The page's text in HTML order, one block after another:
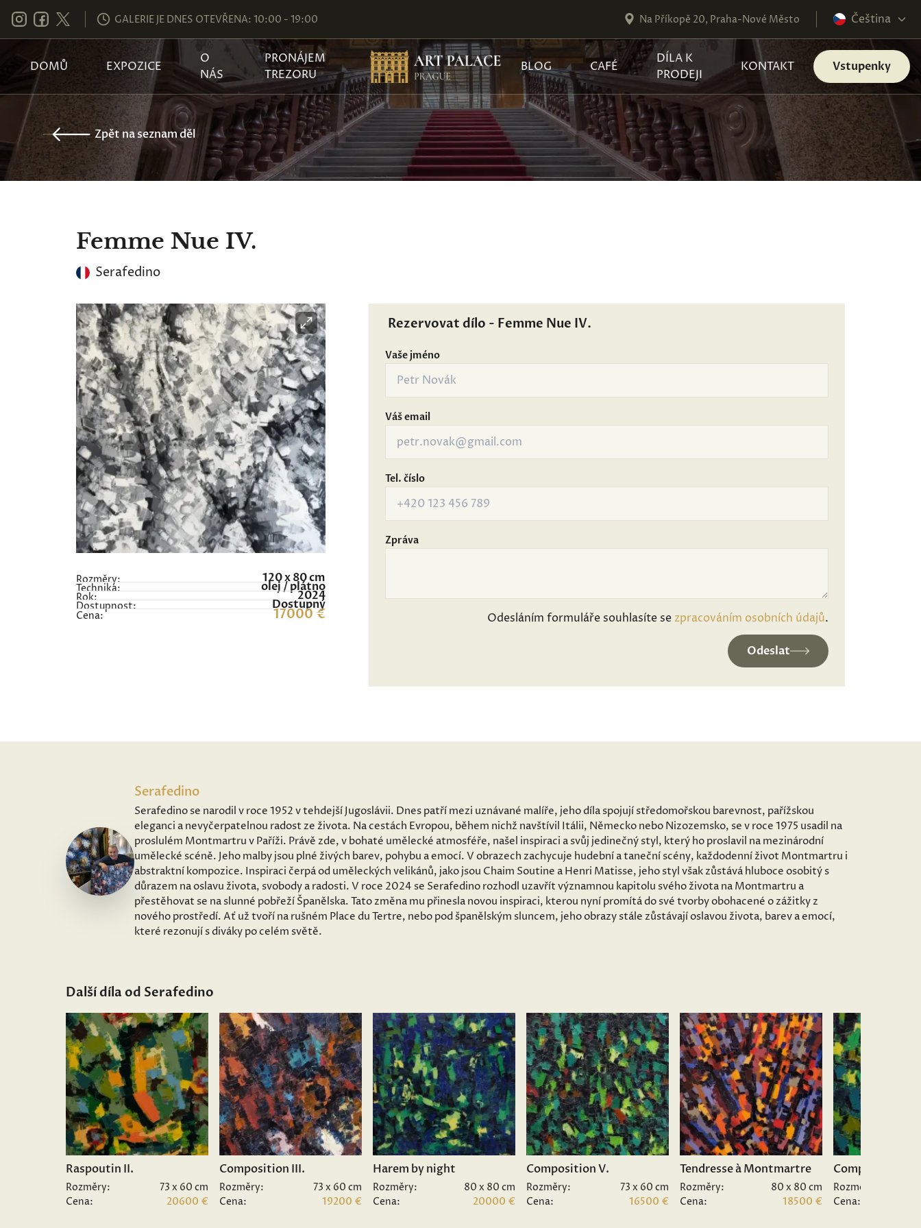
GALERIE JE DNES OTEVŘENA: 10:00 - 19:00 Na Příkopě 20, Praha-Nové Město Čeština
DOMŮ EXPOZICE
O
NÁS
PRONÁJEM
TREZORU
BLOG CAFÉ
DÍLA K
PRODEJI
KONTAKT Vstupenky
Zpět na seznam děl
Femme Nue IV.
Serafedino
Rozměry: 120 x 80 cm
Technika: olej / plátno
Rok: 2024
Dostupnost: Dostupný
Cena: 17000 €
Rezervovat dílo - Femme Nue IV.
Vaše jméno
Váš email
Tel. číslo
Zpráva
Odesláním formuláře souhlasíte se zpracováním osobních údajů.
Odeslat
Serafedino
Serafedino se narodil v roce 1952 v tehdejší Jugoslávii. Dnes patří mezi uznávané malíře, jeho díla spojují středomořskou barevnost, pařížskou
eleganci a nevyčerpatelnou radost ze života. Na cestách Evropou, během nichž navštívil Itálii, Německo nebo Nizozemsko, se v roce 1975 usadil na
proslulém Montmartru v Paříži. Právě zde, v bohaté umělecké atmosféře, našel inspiraci a svůj jedinečný styl, který ho proslavil na mezinárodní
umělecké scéně. Jeho malby jsou plné živých barev, pohybu a emocí. V obrazech zachycuje hudební a taneční scény, každodenní život Montmartru i
abstraktní kompozice. Inspiraci čerpá od uměleckých velikánů, jako jsou Chaim Soutine a Henri Matisse, jeho styl však zůstává hluboce osobitý s
důrazem na oslavu života, svobody a radosti. V roce 2024 se Serafedino rozhodl uzavřít významnou kapitolu svého života na Montmartru a
přestěhovat se na slunné pobřeží Španělska. Tato změna mu přinesla novou inspiraci, kterou nyní promítá do své tvorby obohacené o zážitky z
nového prostředí. Ať už tvoří na rušném Place du Tertre, nebo pod španělským sluncem, jeho obrazy stále zůstávají oslavou života, barev a emocí,
které rezonují s diváky po celém světě.
Další díla od Serafedino
Raspoutin II.
Rozměry:
73 x 60 cm
Cena:
20600 €
Composition III.
Rozměry:
73 x 60 cm
Cena:
19200 €
Harem by night
Rozměry:
80 x 80 cm
Cena:
20000 €
Composition V.
Rozměry:
73 x 60 cm
Cena:
16500 €
Tendresse à Montmartre
Rozměry:
80 x 80 cm
Cena:
18500 €
Composition II.
Rozměry:
Cena: